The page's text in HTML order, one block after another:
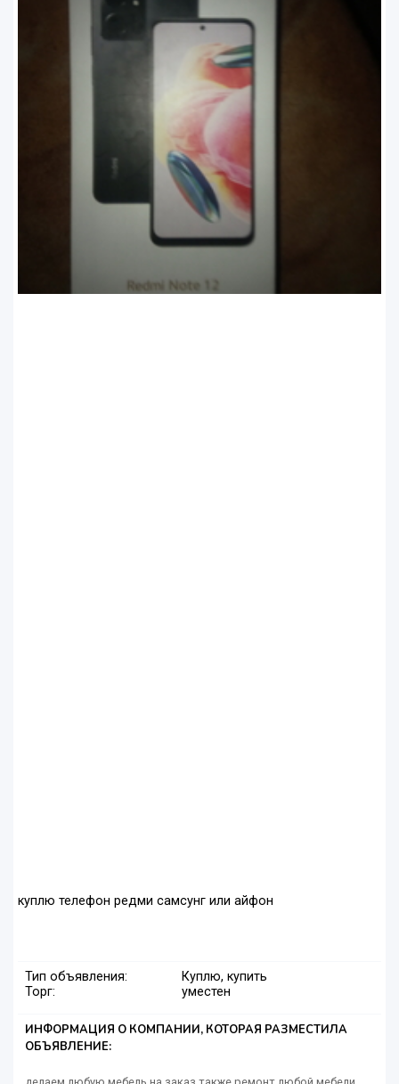
куплю телефон редми самсунг или айфон
Тип объявления:
Куплю, купить
Торг:
уместен
ИНФОРМАЦИЯ О КОМПАНИИ, КОТОРАЯ РАЗМЕСТИЛА
ОБЪЯВЛЕНИЕ: